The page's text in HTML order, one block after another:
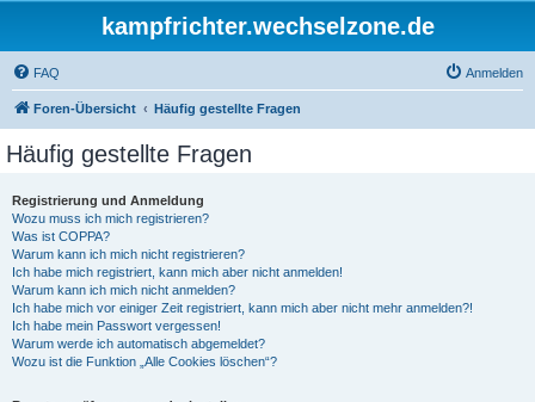
kampfrichter.wechselzone.de
FAQ Anmelden
Foren-Übersicht Häufig gestellte Fragen
Häufig gestellte Fragen
Registrierung und Anmeldung
Wozu muss ich mich registrieren?
Was ist COPPA?
Warum kann ich mich nicht registrieren?
Ich habe mich registriert, kann mich aber nicht anmelden!
Warum kann ich mich nicht anmelden?
Ich habe mich vor einiger Zeit registriert, kann mich aber nicht mehr anmelden?!
Ich habe mein Passwort vergessen!
Warum werde ich automatisch abgemeldet?
Wozu ist die Funktion „Alle Cookies löschen“?